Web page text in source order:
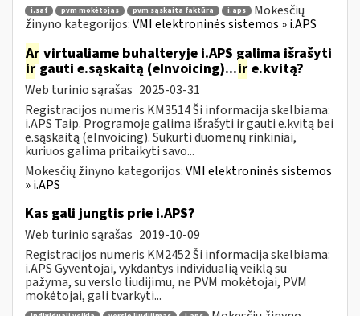
i.saf pvm mokėtojas pvm sąskaita faktūra i.aps
Mokesčių
žinyno kategorijos:VMI elektroninės sistemos » i.APS
Ar virtualiame buhalteryje i.APS galima išrašyti
irgauti e.sąskaitą (eInvoicing)...ir e.kvitą?
Web turinio sąrašas 2025-03-31
Registracijos numeris KM3514 Ši informacija skelbiama:
i.APS Taip. Programoje galima išrašyti ir gauti e.kvitą bei
e.sąskaitą (eInvoicing). Sukurti duomenų rinkiniai,
kuriuos galima pritaikyti savo...
Mokesčių žinyno kategorijos:VMI elektroninės sistemos
» i.APS
Kas gali jungtis prie i.APS?
Web turinio sąrašas 2019-10-09
Registracijos numeris KM2452 Ši informacija skelbiama:
i.APS Gyventojai, vykdantys individualią veiklą su
pažyma, su verslo liudijimu, ne PVM mokėtojai, PVM
mokėtojai, gali tvarkyti...